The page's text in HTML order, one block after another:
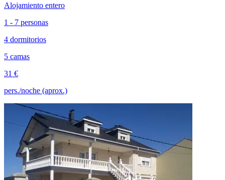
Alojamiento entero
1 - 7 personas
4 dormitorios
5 camas
31 €
pers./noche (aprox.)